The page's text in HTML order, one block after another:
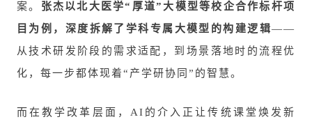
案。 张杰以北大医学“厚道”大模型等校企合作标杆项
目为例，深度拆解了学科专属大模型的构建逻辑——
从技术研发阶段的需求适配，到场景落地时的流程优
化，每一步都体现着“产学研协同”的智慧。
而在教学改革层面，AI的介入正让传统课堂焕发新